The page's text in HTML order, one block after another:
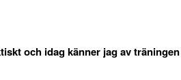
och idag känner jag av